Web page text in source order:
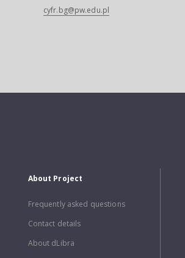
cyfr.bg@pw.edu.pl
About Project
Frequently asked questions
Contact details
About dLibra